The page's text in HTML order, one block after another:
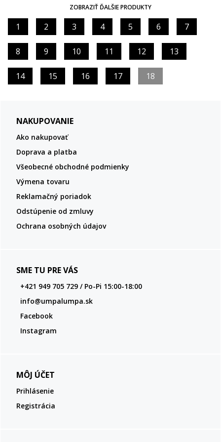
ZOBRAZIŤ ĎALŠIE PRODUKTY
1 2 3 4 5 6 7
8 9 10 11 12 13
14 15 16 17 18
NAKUPOVANIE
Ako nakupovať
Doprava a platba
Všeobecné obchodné podmienky
Výmena tovaru
Reklamačný poriadok
Odstúpenie od zmluvy
Ochrana osobných údajov
SME TU PRE VÁS
+421 949 705 729 / Po-Pi 15:00-18:00
info@umpalumpa.sk
Facebook
Instagram
MÔJ ÚČET
Prihlásenie
Registrácia